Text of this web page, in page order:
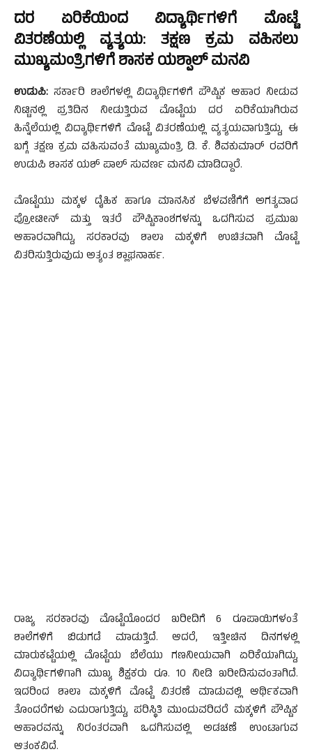
ದರ ಏರಿಕೆಯಿಂದ ವಿದ್ಯಾರ್ಥಿಗಳಿಗೆ ಮೊಟ್ಟೆ
ವಿತರಣೆಯಲ್ಲಿ ವ್ಯತ್ಯಯ: ತಕ್ಷಣ ಕ್ರಮ ವಹಿಸಲು
ಮುಖ್ಯಮಂತ್ರಿಗಳಿಗೆ ಶಾಸಕ ಯಶ್ಪಾಲ್ ಮನವಿ
ಉಡುಪಿ: ಸರ್ಕಾರಿ ಶಾಲೆಗಳಲ್ಲಿ ವಿದ್ಯಾರ್ಥಿಗಳಿಗೆ ಪೌಷ್ಟಿಕ ಆಹಾರ ನೀಡುವ
ನಿಟ್ಟಿನಲ್ಲಿ ಪ್ರತಿದಿನ ನೀಡುತ್ತಿರುವ ಮೊಟ್ಟೆಯ ದರ ಏರಿಕೆಯಾಗಿರುವ
ಹಿನ್ನೆಲೆಯಲ್ಲಿ ವಿದ್ಯಾರ್ಥಿಗಳಿಗೆ ಮೊಟ್ಟೆ ವಿತರಣೆಯಲ್ಲಿ ವ್ಯತ್ಯಯವಾಗುತ್ತಿದ್ದು, ಈ
ಬಗ್ಗೆ ತಕ್ಷಣ ಕ್ರಮ ವಹಿಸುವಂತೆ ಮುಖ್ಯಮಂತ್ರಿ ಡಿ. ಕೆ. ಶಿವಕುಮಾರ್ ರವರಿಗೆ
ಉಡುಪಿ ಶಾಸಕ ಯಶ್ ಪಾಲ್ ಸುವರ್ಣ ಮನವಿ ಮಾಡಿದ್ದಾರೆ.
ಮೊಟ್ಟೆಯು ಮಕ್ಕಳ ದೈಹಿಕ ಹಾಗೂ ಮಾನಸಿಕ ಬೆಳವಣಿಗೆಗೆ ಅಗತ್ಯವಾದ
ಪ್ರೋಟೀನ್ ಮತ್ತು ಇತರೆ ಪೌಷ್ಟಿಕಾಂಶಗಳನ್ನು ಒದಗಿಸುವ ಪ್ರಮುಖ
ಆಹಾರವಾಗಿದ್ದು, ಸರಕಾರವು ಶಾಲಾ ಮಕ್ಕಳಿಗೆ ಉಚಿತವಾಗಿ ಮೊಟ್ಟೆ
ವಿತರಿಸುತ್ತಿರುವುದು ಅತ್ಯಂತ ಶ್ಲಾಘನಾರ್ಹ.
ರಾಜ್ಯ ಸರಕಾರವು ಮೊಟ್ಟೆಯೊಂದರ ಖರೀದಿಗೆ 6 ರೂಪಾಯಿಗಳಂತೆ
ಶಾಲೆಗಳಿಗೆ ಬಿಡುಗಡೆ ಮಾಡುತ್ತಿದೆ. ಆದರೆ, ಇತ್ತೀಚಿನ ದಿನಗಳಲ್ಲಿ
ಮಾರುಕಟ್ಟೆಯಲ್ಲಿ ಮೊಟ್ಟೆಯ ಬೆಲೆಯು ಗಣನೀಯವಾಗಿ ಏರಿಕೆಯಾಗಿದ್ದು,
ವಿದ್ಯಾರ್ಥಿಗಳಿಗಾಗಿ ಮುಖ್ಯ ಶಿಕ್ಷಕರು ರೂ. 10 ನೀಡಿ ಖರೀದಿಸುವಂತಾಗಿದೆ.
ಇದರಿಂದ ಶಾಲಾ ಮಕ್ಕಳಿಗೆ ಮೊಟ್ಟೆ ವಿತರಣೆ ಮಾಡುವಲ್ಲಿ ಆರ್ಥಿಕವಾಗಿ
ತೊಂದರೆಗಳು ಎದುರಾಗುತ್ತಿದ್ದು, ಪರಿಸ್ಥಿತಿ ಮುಂದುವರಿದರೆ ಮಕ್ಕಳಿಗೆ ಪೌಷ್ಟಿಕ
ಆಹಾರವನ್ನು ನಿರಂತರವಾಗಿ ಒದಗಿಸುವಲ್ಲಿ ಅಡಚಣೆ ಉಂಟಾಗುವ
ಆತಂಕವಿದೆ.